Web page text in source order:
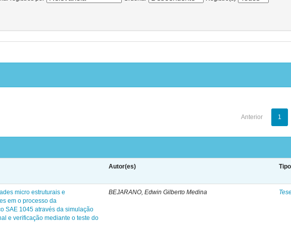
Anterior 1
Autor(es) Tipo
micro estruturais e
em o processo da
SAE 1045 através da simulação
e verificação mediante o teste do
BEJARANO, Edwin Gilberto Medina